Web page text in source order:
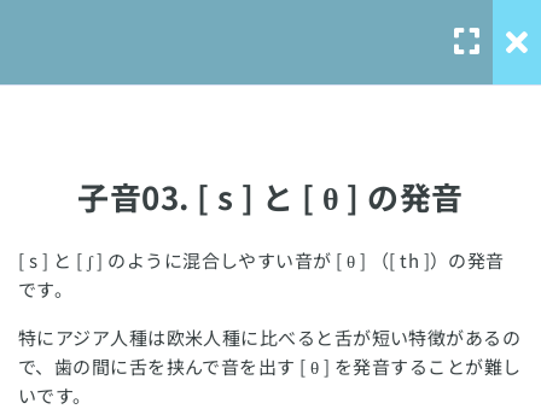
子音01. [ s ] と [ z ] の発音
子音02. [ s ] と [ ʃ ] の発音
子音04. [ z ] と [ ð ] の発音
子音03. [ s ] と [ θ ] の発音
[ s ] と [ ʃ ] のように混合しやすい音が [ θ ] （[ th ]）の発音
です。
特にアジア人種は欧米人種に比べると舌が短い特徴があるの
で、歯の間に舌を挟んで音を出す [ θ ] を発音することが難し
いです。
Our Service
solo-
language.com